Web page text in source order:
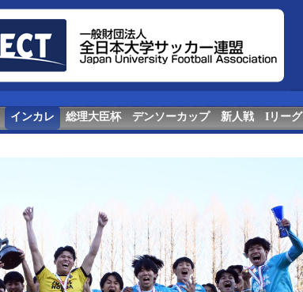
インカレ 総理大臣杯 デンソーカップ 新人戦 Iリーグ